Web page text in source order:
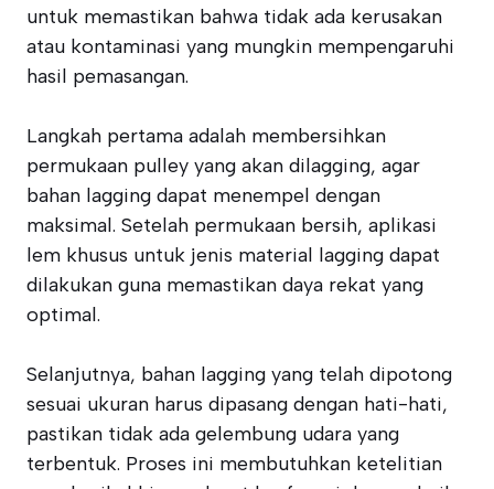
untuk memastikan bahwa tidak ada kerusakan
atau kontaminasi yang mungkin mempengaruhi
hasil pemasangan.
Langkah pertama adalah membersihkan
permukaan pulley yang akan dilagging, agar
bahan lagging dapat menempel dengan
maksimal. Setelah permukaan bersih, aplikasi
lem khusus untuk jenis material lagging dapat
dilakukan guna memastikan daya rekat yang
optimal.
Selanjutnya, bahan lagging yang telah dipotong
sesuai ukuran harus dipasang dengan hati-hati,
pastikan tidak ada gelembung udara yang
terbentuk. Proses ini membutuhkan ketelitian